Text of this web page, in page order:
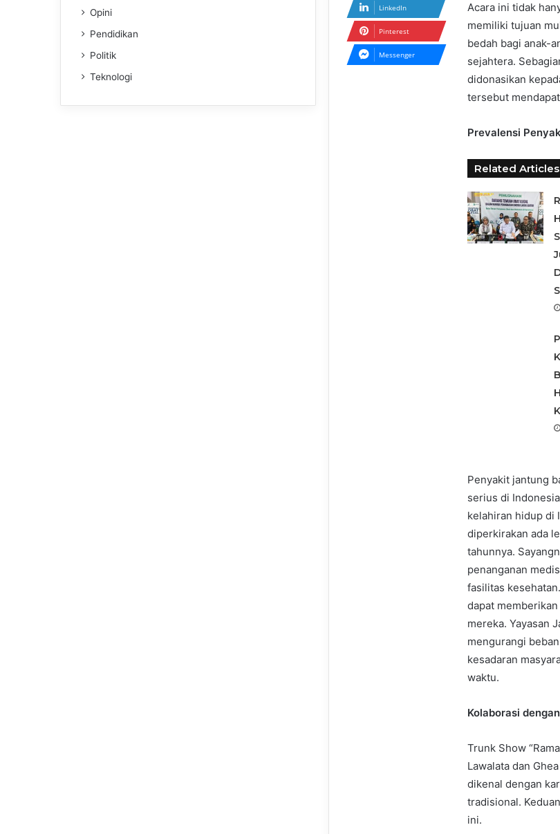
Acara ini tidak
memiliki tujuan
bedah bagi anak-
sejahtera.
didonasikan
tersebut
Prevalensi
Related Articles
Penyakit jantung
serius di
kelahiran hidup di
diperkirakan ada
tahunnya.
penanganan
fasilitas
dapat
mereka. Yayasan
mengurangi
kesadaran
waktu.
Kolaborasi
Trunk Show
Lawalata dan
dikenal dengan
tradisional.
ini.
LinkedIn
Pinterest
Messenger
Opini
Pendidikan
Politik
Teknologi